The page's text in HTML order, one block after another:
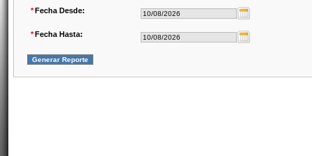
*Fecha Desde:
*Fecha Hasta: